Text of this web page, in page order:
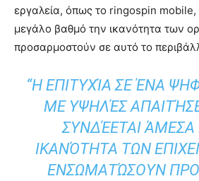
εργαλεία, όπως το ringospin mobile,
μεγάλο βαθμό την ικανότητα των
προσαρμοστούν σε αυτό το
“Η ΕΠΙΤΥΧΊΑ ΣΕ ΈΝΑ
ΜΕ ΥΨΗΛΈΣ
ΣΥΝΔΈΕΤΑΙ
ΙΚΑΝΌΤΗΤΑ ΤΩΝ
ΕΝΣΩΜΑΤΏΣΟΥΝ